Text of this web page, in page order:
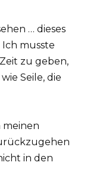
… dieses
Ich musste
zu geben,
Seile, die
meinen
in den